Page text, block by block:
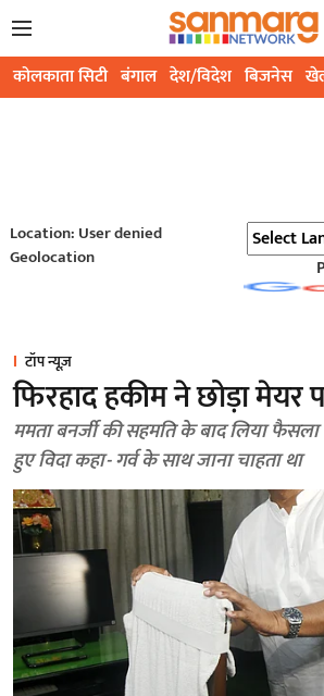
कोलकाता सिटी बंगाल देश/विदेश बिजनेस
Location: User denied
Geolocation
टॉप न्यूज़
फिरहाद हकीम ने छोड़ा मेयर
ममता बनर्जी की सहमति के बाद लिया फैसला साढ़े सात साल बाद
हुए विदा कहा- गर्व के साथ जाना चाहता था